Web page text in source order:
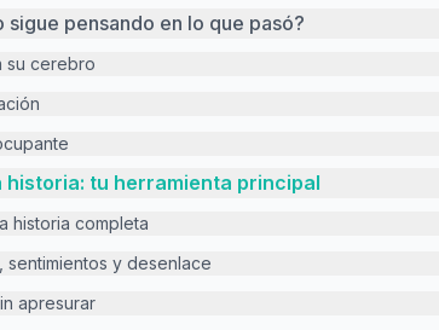
sigue pensando en lo que pasó?
su cerebro
historia: tu herramienta principal
historia completa
sentimientos y desenlace
apresurar